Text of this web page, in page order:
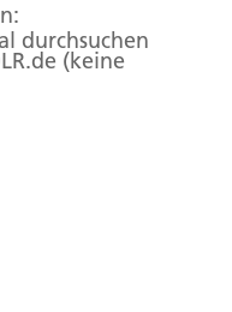
durchsuchen
(keine